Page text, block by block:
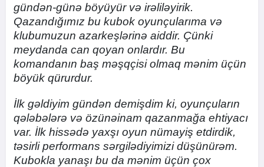
gündən-günə böyüyür və irəliləyirik.
Qazandığımız bu kubok oyunçularıma və
klubumuzun azarkeşlərinə aiddir. Çünki
meydanda can qoyan onlardır. Bu
komandanın baş məşqçisi olmaq mənim üçün
böyük qürurdur.
İlk gəldiyim gündən demişdim ki, oyunçuların
qələbələrə və özünəinam qazanmağa ehtiyacı
var. İlk hissədə yaxşı oyun nümayiş etdirdik,
təsirli performans sərgilədiyimizi düşünürəm.
Kubokla yanaşı bu da mənim üçün çox